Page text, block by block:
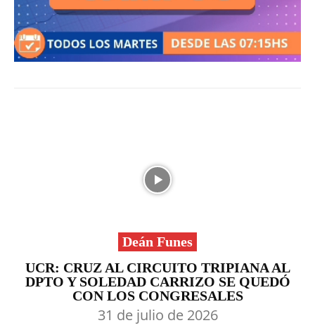
Deán Funes
UCR: CRUZ AL CIRCUITO TRIPIANA AL
DPTO Y SOLEDAD CARRIZO SE QUEDÓ
CON LOS CONGRESALES
31 de julio de 2026